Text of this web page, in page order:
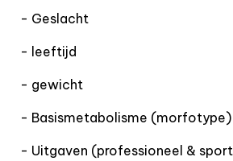
- Geslacht
- leeftijd
- gewicht
- Basismetabolisme (morfotype)
- Uitgaven (professioneel &